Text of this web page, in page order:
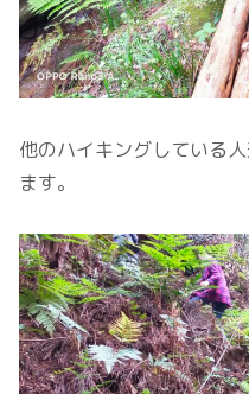
他のハイキングしている
ます。